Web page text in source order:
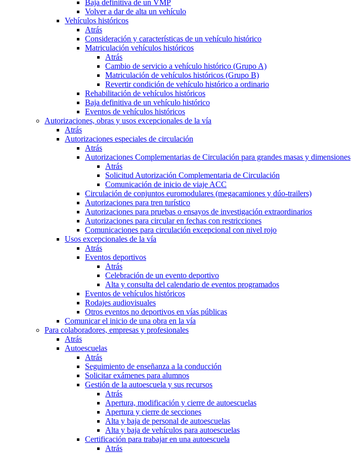
Baja definitiva de un VMP
Volver a dar de alta un vehículo
Vehículos históricos
Atrás
Consideración y características de un vehículo histórico
Matriculación vehículos históricos
Atrás
Cambio de servicio a vehículo histórico (Grupo A)
Matriculación de vehículos históricos (Grupo B)
Revertir condición de vehículo histórico a ordinario
Rehabilitación de vehículos históricos
Baja definitiva de un vehículo histórico
Eventos de vehículos históricos
Autorizaciones, obras y usos excepcionales de la vía
Atrás
Autorizaciones especiales de circulación
Atrás
Autorizaciones Complementarias de Circulación para grandes masas y dimensiones
Atrás
Solicitud Autorización Complementaria de Circulación
Comunicación de inicio de viaje ACC
Circulación de conjuntos euromodulares (megacamiones y dúo-trailers)
Autorizaciones para tren turístico
Autorizaciones para pruebas o ensayos de investigación extraordinarios
Autorizaciones para circular en fechas con restricciones
Comunicaciones para circulación excepcional con nivel rojo
Usos excepcionales de la vía
Atrás
Eventos deportivos
Atrás
Celebración de un evento deportivo
Alta y consulta del calendario de eventos programados
Eventos de vehículos históricos
Rodajes audiovisuales
Otros eventos no deportivos en vías públicas
Comunicar el inicio de una obra en la vía
Para colaboradores, empresas y profesionales
Atrás
Autoescuelas
Atrás
Seguimiento de enseñanza a la conducción
Solicitar exámenes para alumnos
Gestión de la autoescuela y sus recursos
Atrás
Apertura, modificación y cierre de autoescuelas
Apertura y cierre de secciones
Alta y baja de personal de autoescuelas
Alta y baja de vehículos para autoescuelas
Certificación para trabajar en una autoescuela
Atrás